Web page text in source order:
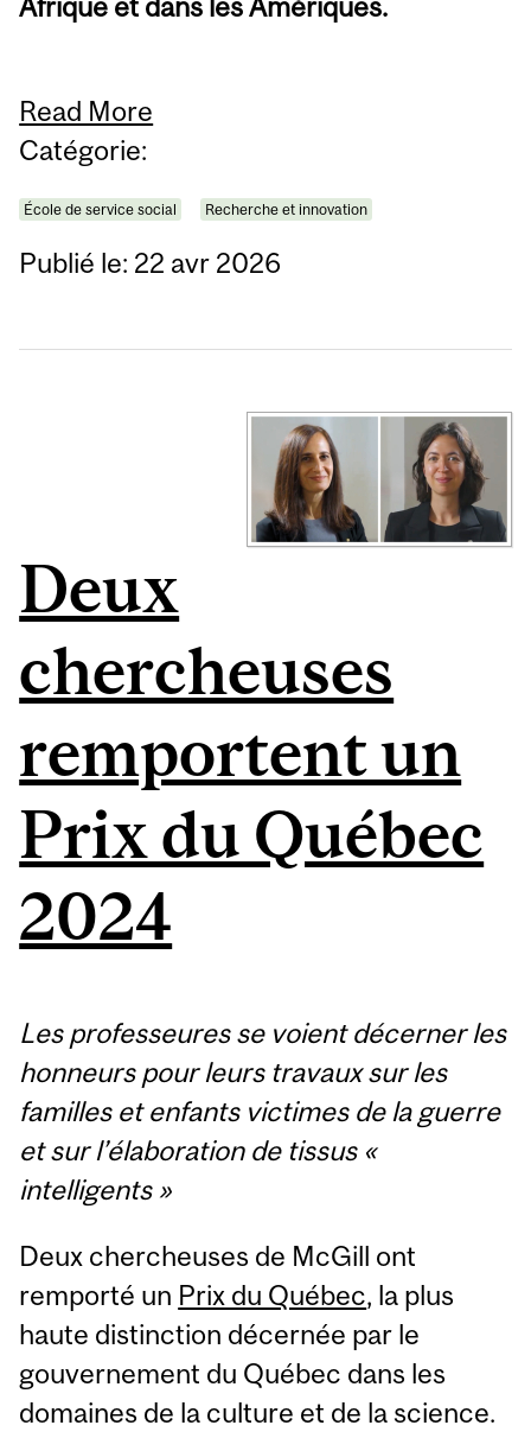
Afrique et dans les Amériques.
Read More
Catégorie:
École de service social Recherche et innovation
Publié le: 22 avr 2026
Deux
chercheuses
remportent un
Prix du Québec
2024
Les professeures se voient décerner les
honneurs pour leurs travaux sur les
familles et enfants victimes de la guerre
et sur l’élaboration de tissus «
intelligents »
Deux chercheuses de McGill ont
remporté un Prix du Québec, la plus
haute distinction décernée par le
gouvernement du Québec dans les
domaines de la culture et de la science.